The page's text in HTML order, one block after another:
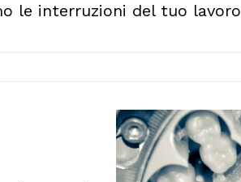
le interruzioni del tuo lavoro